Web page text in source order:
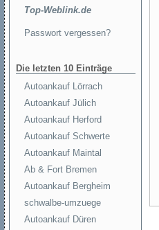
Top-Weblink.de
Passwort vergessen?
Die letzten 10 Einträge
Autoankauf Lörrach
Autoankauf Jülich
Autoankauf Herford
Autoankauf Schwerte
Autoankauf Maintal
Ab & Fort Bremen
Autoankauf Bergheim
schwalbe-umzuege
Autoankauf Düren